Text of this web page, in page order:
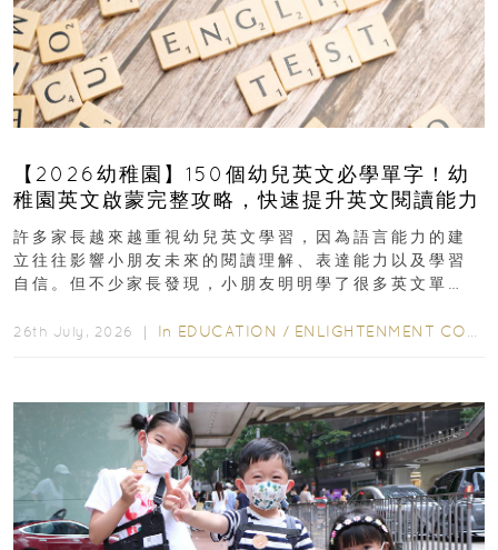
【2026幼稚園】150個幼兒英文必學單字！幼
稚園英文啟蒙完整攻略，快速提升英文閱讀能力
許多家長越來越重視幼兒英文學習，因為語言能力的建
立往往影響小朋友未來的閱讀理解、表達能力以及學習
自信。但不少家長發現，小朋友明明學了很多英文單
26th July, 2026 ｜ In EDUCATION / ENLIGHTENMENT CORNER